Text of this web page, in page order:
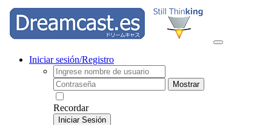
Iniciar sesión/Registro
Mostrar
Recordar
Iniciar Sesión